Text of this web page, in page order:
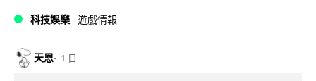
科技娛樂 遊戲情報
天恩 1 日